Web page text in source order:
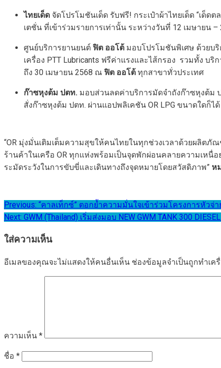
ไทยเด็ด จัดโปรโมชันเด็ด รับฟรี! กระเป๋าผ้าไทยเด็ด “เด็
เตชั่น ที่เข้าร่วมรายการเท่านั้น ระหว่างวันที่ 12 เมษายน
ศูนย์บริการยานยนต์ ฟิต ออโต้ มอบโปรโมชันพิเศษ ด้วยบ
เครื่อง PTT Lubricants ฟรีค่าแรงและไส้กรอง รวมทั้ง บ
ถึง 30 เมษายน 2568 ณ ฟิต ออโต้ ทุกสาขาทั่วประเทศ
ก๊าซหุงต้ม ปตท. มอบส่วนลดค่าบริการมัดจำถังก๊าซหุงต้ม ป
สั่งก๊าซหุงต้ม ปตท. ผ่านแอปพลิเคชัน OR LPG ขนาดใดก็ไ
“OR มุ่งมั่นเติมเต็มความสุขให้คนไทยในทุกช่วงเวลาด้วยผลิต
ร้านค้าในเครือ OR ทุกแห่งพร้อมเป็นจุดพักผ่อนคลายความเห
ระมัดระวังในการขับขี่และเดินทางถึงจุดหมายโดยสวัสดิภาพ” ห
แนะแนว
เรื่อง
Previous: “คาลเท็กซ์” ตอกย้ำความมั่นใจเข้าร่วมโครงการหัวจ่
Next: GWM (Thailand) เริ่มส่งมอบ NEW GWM TANK 300
ใส่ความเห็น
อีเมลของคุณจะไม่แสดงให้คนอื่นเห็น ช่องข้อมูลจำเป็นถูกทำเค
ความเห็น *
ชื่อ *